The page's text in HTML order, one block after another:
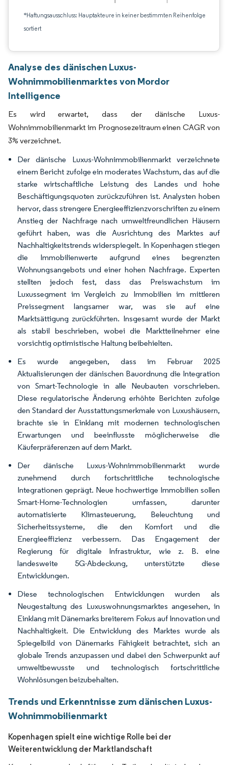
*Haftungsausschluss: Hauptakteure in keiner bestimmten Reihenfolge
sortiert
Analyse des dänischen Luxus-
Wohnimmobilienmarktes von Mordor
Intelligence
Es wird erwartet, dass der dänische Luxus-
Wohnimmobilienmarkt im Prognosezeitraum einen CAGR von
3% verzeichnet.
Der dänische Luxus-Wohnimmobilienmarkt verzeichnete
einem Bericht zufolge ein moderates Wachstum, das auf die
starke wirtschaftliche Leistung des Landes und hohe
Beschäftigungsquoten zurückzuführen ist. Analysten hoben
hervor, dass strengere Energieeffizienzvorschriften zu einem
Anstieg der Nachfrage nach umweltfreundlichen Häusern
geführt haben, was die Ausrichtung des Marktes auf
Nachhaltigkeitstrends widerspiegelt. In Kopenhagen stiegen
die Immobilienwerte aufgrund eines begrenzten
Wohnungsangebots und einer hohen Nachfrage. Experten
stellten jedoch fest, dass das Preiswachstum im
Luxussegment im Vergleich zu Immobilien im mittleren
Preissegment langsamer war, was sie auf eine
Marktsättigung zurückführten. Insgesamt wurde der Markt
als stabil beschrieben, wobei die Marktteilnehmer eine
vorsichtig optimistische Haltung beibehielten.
Es wurde angegeben, dass im Februar 2025
Aktualisierungen der dänischen Bauordnung die Integration
von Smart-Technologie in alle Neubauten vorschrieben.
Diese regulatorische Änderung erhöhte Berichten zufolge
den Standard der Ausstattungsmerkmale von Luxushäusern,
brachte sie in Einklang mit modernen technologischen
Erwartungen und beeinflusste möglicherweise die
Käuferpräferenzen auf dem Markt.
Der dänische Luxus-Wohnimmobilienmarkt wurde
zunehmend durch fortschrittliche technologische
Integrationen geprägt. Neue hochwertige Immobilien sollen
Smart-Home-Technologien umfassen, darunter
automatisierte Klimasteuerung, Beleuchtung und
Sicherheitssysteme, die den Komfort und die
Energieeffizienz verbessern. Das Engagement der
Regierung für digitale Infrastruktur, wie z. B. eine
landesweite 5G-Abdeckung, unterstützte diese
Entwicklungen.
Diese technologischen Entwicklungen wurden als
Neugestaltung des Luxuswohnungsmarktes angesehen, in
Einklang mit Dänemarks breiterem Fokus auf Innovation und
Nachhaltigkeit. Die Entwicklung des Marktes wurde als
Spiegelbild von Dänemarks Fähigkeit betrachtet, sich an
globale Trends anzupassen und dabei den Schwerpunkt auf
umweltbewusste und technologisch fortschrittliche
Wohnlösungen beizubehalten.
Trends und Erkenntnisse zum dänischen Luxus-
Wohnimmobilienmarkt
Kopenhagen spielt eine wichtige Rolle bei der
Weiterentwicklung der Marktlandschaft